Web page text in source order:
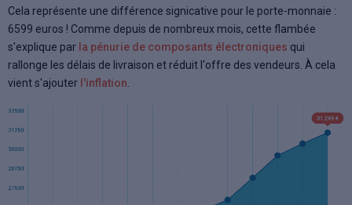
Cela représente une différence signicative pour le porte-monnaie :
6599 euros ! Comme depuis de nombreux mois, cette flambée
s'explique par la pénurie de composants électroniques qui
rallonge les délais de livraison et réduit l'offre des vendeurs. À cela
vient s'ajouter l'inflation